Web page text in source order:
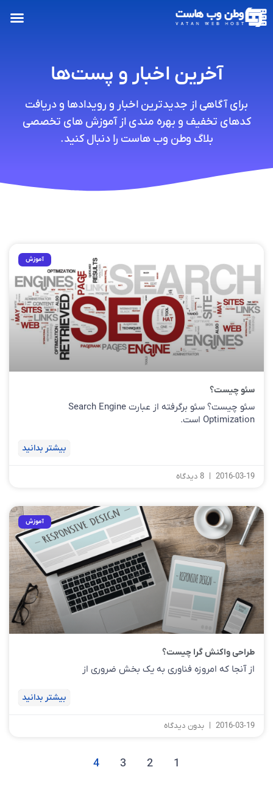
آخرین اخبار و پست‌ها
برای آگاهی از جدیدترین اخبار و رویدادها و دریافت
کدهای تخفیف و بهره مندی از آموزش های تخصصی
بلاگ وطن وب هاست را دنبال کنید.
آموزش
سئو چیست؟
سئو چیست؟ سئو برگرفته از عبارت Search Engine
Optimization است.
بیشتر بدانید
2016-03-19
آموزش
طراحی واکنش گرا چیست؟
از آنجا که امروزه فناوری به یک بخش ضروری از
بیشتر بدانید
2016-03-19 بدون دیدگاه
1
2
3
4